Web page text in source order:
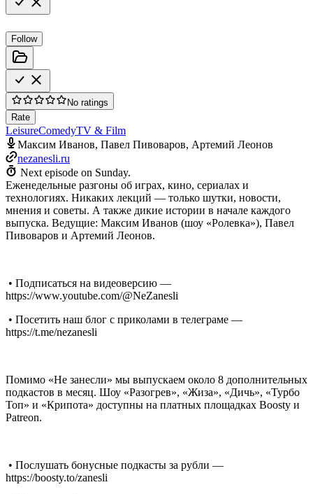
Follow
No ratings
Rate
LeisureComedyTV & Film
Максим Иванов, Павел Пивоваров, Артемий Леонов
nezanesli.ru
Next episode on Sunday.
Еженедельные разгоны об играх, кино, сериалах и
технологиях. Никаких лекций — только шутки, новости,
мнения и советы. А также дикие истории в начале каждого
выпуска. Ведущие: Максим Иванов (шоу «Ролевка»), Павел
Пивоваров и Артемий Леонов.
• Подписаться на видеоверсию —
https://www.youtube.com/@NeZanesli
• Посетить наш блог с приколами в телеграме —
https://t.me/nezanesli
Помимо «Не занесли» мы выпускаем около 8 дополнительных
подкастов в месяц. Шоу «Разогрев», «Жиза», «Дичь», «Турбо
Топ» и «Крипота» доступны на платных площадках Boosty и
Patreon.
• Послушать бонусные подкасты за рубли —
https://boosty.to/zanesli